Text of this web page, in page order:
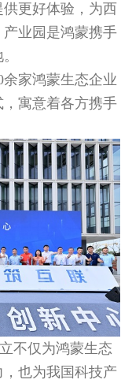
更好体验，为西
业园是鸿蒙携手
家鸿蒙生态企业
寓意着各方携手
不仅为鸿蒙生态
也为我国科技产